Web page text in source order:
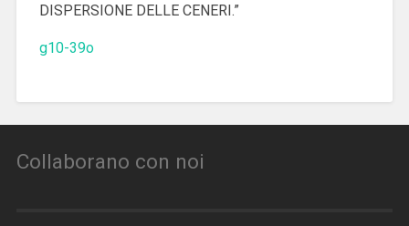
DISPERSIONE DELLE CENERI.”
g10-39o
Collaborano con noi